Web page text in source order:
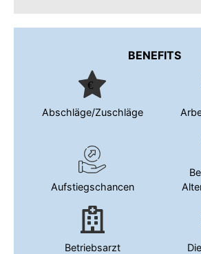
BENEFITS
Abschläge/Zuschläge
Aufstiegschancen
Betriebsarzt